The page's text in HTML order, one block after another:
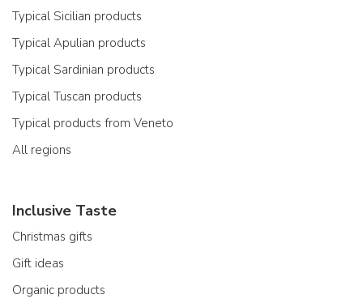
Typical Sicilian products
Typical Apulian products
Typical Sardinian products
Typical Tuscan products
Typical products from Veneto
All regions
Inclusive Taste
Christmas gifts
Gift ideas
Organic products